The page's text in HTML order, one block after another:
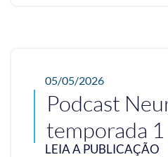
05/05/2026
Podcast
temporada 1
LEIA A PUBLICAÇÃO